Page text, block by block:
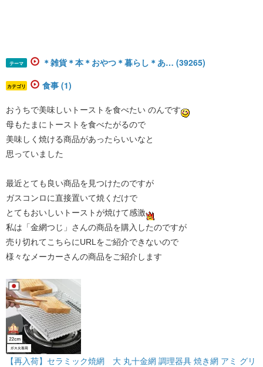
テーマ ＊雑貨＊本＊おやつ＊暮らし＊あ… (39265)
カテゴリ 食事 (1)
おうちで美味しいトーストを食べたい のんです
母もたまにトーストを食べたがるので
美味しく焼ける商品があったらいいなと
思っていました
最近とても良い商品を見つけたのですが
ガスコンロに直接置いて焼くだけで
とてもおいしいトーストが焼けて感激
私は「金網つじ」さんの商品を購入したのですが
売り切れてこちらにURLをご紹介できないので
様々なメーカーさんの商品をご紹介します
【再入荷】セラミック焼網 大 丸十金網 調理器具 焼き網 アミ グリ